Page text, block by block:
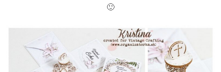
🙂